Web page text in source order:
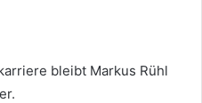
bleibt Markus Rühl